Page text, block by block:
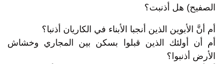
الصفيح) هل أذنبت؟
أم أنَّ الأبوين الذين أنجبا الأبناء في الكاريان أذنبا؟
أم أن أولئك الذين قبلوا بسكن بين المجاري وخشاش
الأرض أذنبوا؟